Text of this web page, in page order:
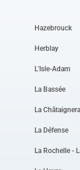
Hazebrouck
Herblay
L'Isle-Adam
La Bassée
La
La Défense
La Rochelle -